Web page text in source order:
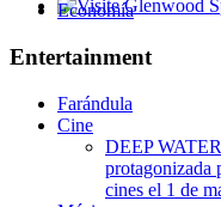
Economía
Entertainment
Farándula
Cine
DEEP
protagonizada
cines el 1 de